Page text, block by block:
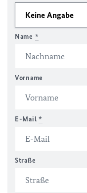
Name *
Vorname
E-Mail *
Straße